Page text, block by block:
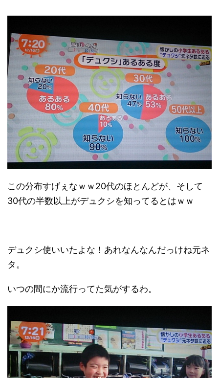
この分布すげぇなｗｗ20代のほとんどが、そして
30代の半数以上がデュクシを知ってるとはｗｗ
デュクシ使いいたよな！あれなんなんだっけね元ネ
タ。
いつの間にか流行ってた気がするわ。